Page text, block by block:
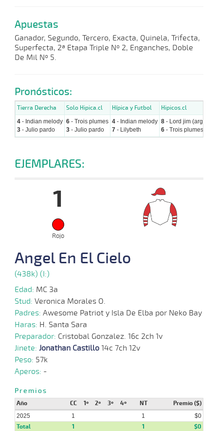
Apuestas
Ganador, Segundo, Tercero, Exacta, Quinela, Trifecta,
Superfecta, 2ª Etapa Triple Nº 2, Enganches, Doble
De Mil Nº 5.
Pronósticos:
Tierra Derecha Solo Hipica.cl Hípica y Futbol Hipicos.cl
4 - Indian melody
3 - Julio pardo
6 - Trois plumes
3 - Julio pardo
4 - Indian melody
7 - Lilybeth
8 - Lord jim (arg)
6 - Trois plumes
EJEMPLARES:
1
Rojo
Angel En El Cielo
(438k) (I:)
Edad: MC 3a
Stud: Veronica Morales O.
Padres: Awesome Patriot y Isla De Elba por Neko Bay
Haras: H. Santa Sara
Preparador: Cristobal Gonzalez. 16c 2ch 1v
Jinete: Jonathan Castillo 14c 7ch 12v
Peso: 57k
Aperos: -
Premios
Año CC 1º 2º 3º 4º NT Premio ($)
2025 1 1 $0
Total 1 1 $0